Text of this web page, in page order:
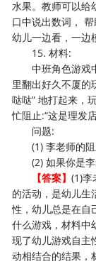
水果。教师可以给
口中说出数词，
幼儿一边看，一边
15. 材料:
中班角色游戏中
里翻出好久不厦的
哒哒” 地打起来，
忙阻止:“这是理发
问题:
(1) 李老师的阻
(2) 如果你是李
【答案】(1)李
的活动，是幼儿生
性，幼儿总是在自
什么游戏，材料中
现了幼儿游戏自主
动相结合的结果，